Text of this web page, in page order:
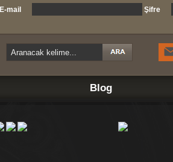
E-mail Şifre
Blog